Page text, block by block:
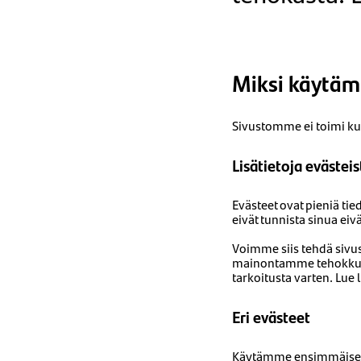
Miksi
Sivustomme ei toimi
Lisätietoja
Evästeet ovat pieniä
eivät tunnista sinua
Voimme siis tehdä
mainontamme
tarkoitusta varten. Lue
Eri evästeet
Käytämme